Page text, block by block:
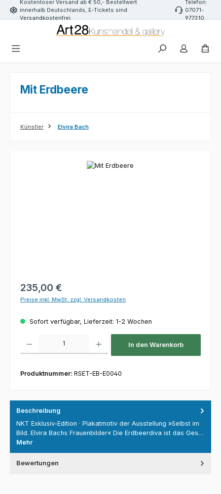
Zum Hauptinhalt springen
Kostenloser Versand ab € 50,- Bestellwert
innerhalb Deutschlands, E-Tickets sind
Versandkostenfrei
Telefon:
07071-
977310
Mit Erdbeere
Künstler Elvira Bach
Bildergalerie überspringen
Regulärer Preis:
235,00 €
Preise inkl. MwSt. zzgl. Versandkosten
Sofort verfügbar, Lieferzeit: 1-2 Wochen
In den Warenkorb
Produktnummer: RSET-EB-E0040
Beschreibung
NKT Exklusiv-Edition · Plakatmotiv der Ausstellung »Selbst im
Bild. Elvira Bachs Frauenbilder« Die Erdbeerdiva ist das Ges…
Mehr
Bewertungen